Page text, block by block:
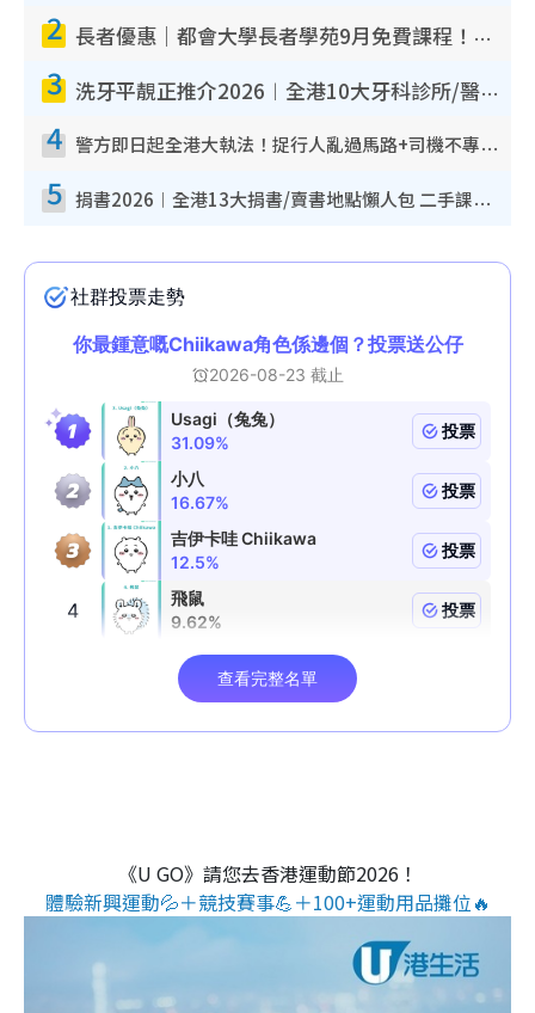
2 長者優惠｜都會大學長者學苑9月免費課程！多媒體/微電影創作/網絡安全 附報名方法教學
3 洗牙平靚正推介2026︱全港10大牙科診所/醫院懶人包 夜診至8點/鎮靜潔牙/醫療券適用
4 警方即日起全港大執法！捉行人亂過馬路+司機不專注駕駛！亂過馬路罰$2000
5 捐書2026︱全港13大捐書/賣書地點懶人包 二手課本最高$150＋舊書換免費咖啡/戲票
《U GO》請您去香港運動節2026！
體驗新興運動💦＋競技賽事💪＋100+運動用品攤位🔥